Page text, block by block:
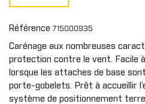
Référence 715000935
Carénage aux nombreuses
protection contre le vent. Facile
lorsque les attaches de base
porte-gobelets. Prêt à accueillir
système de positionnement